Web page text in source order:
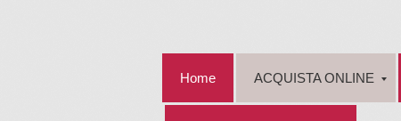
Home ACQUISTA ONLINE